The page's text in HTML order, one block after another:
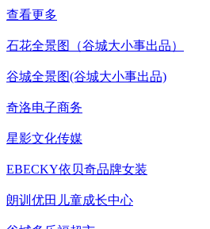
查看更多
石花全景图（谷城大小事出品）
谷城全景图(谷城大小事出品)
奇洛电子商务
星影文化传媒
EBECKY依贝奇品牌女装
朗训优田儿童成长中心